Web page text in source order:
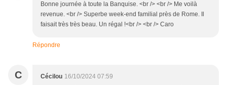
Bonne journée à toute la Banquise. <br /> <br /> Me voilà
revenue. <br /> Superbe week-end familial près de Rome. Il
faisait très très beau. Un régal !<br /> <br /> Caro
Répondre
C Cécilou 16/10/2024 07:59